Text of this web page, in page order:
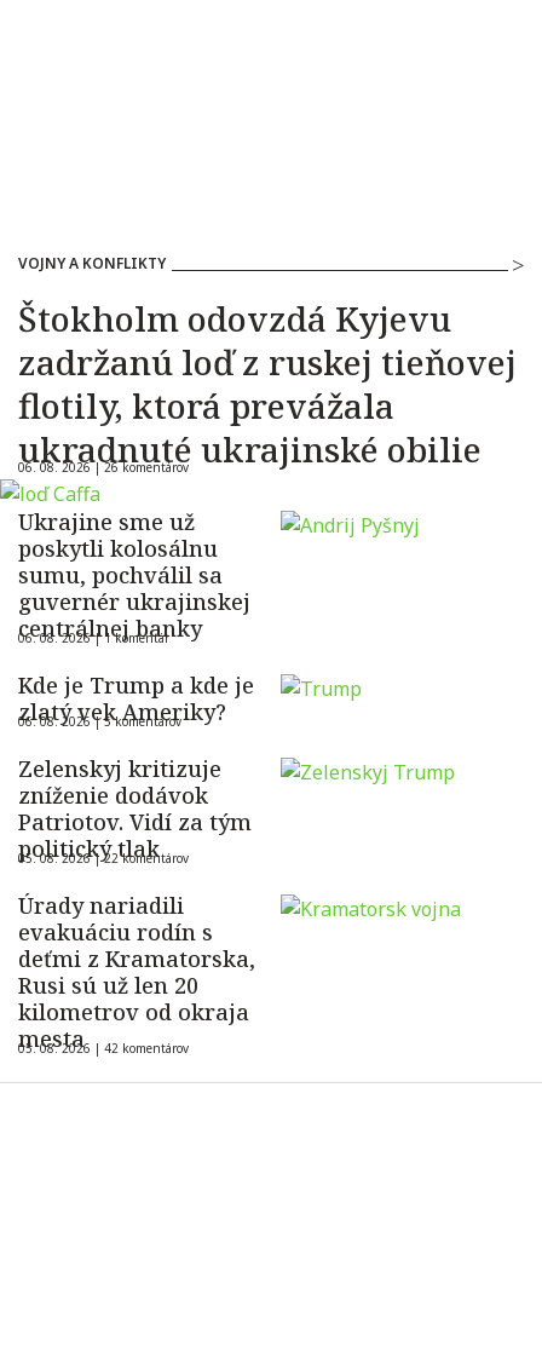
VOJNY A KONFLIKTY
Štokholm odovzdá Kyjevu
zadržanú loď z ruskej tieňovej
flotily, ktorá prevážala
ukradnuté ukrajinské obilie
06. 08. 2026 |26 komentárov
Ukrajine sme už
poskytli kolosálnu
sumu, pochválil sa
guvernér ukrajinskej
centrálnej banky
06. 08. 2026 |1 komentár
Kde je Trump a kde je
zlatý vek Ameriky?
06. 08. 2026 |5 komentárov
Zelenskyj kritizuje
zníženie dodávok
Patriotov. Vidí za tým
politický tlak
05. 08. 2026 |22 komentárov
Úrady nariadili
evakuáciu rodín s
deťmi z Kramatorska,
Rusi sú už len 20
kilometrov od okraja
mesta
05. 08. 2026 | 42 komentárov